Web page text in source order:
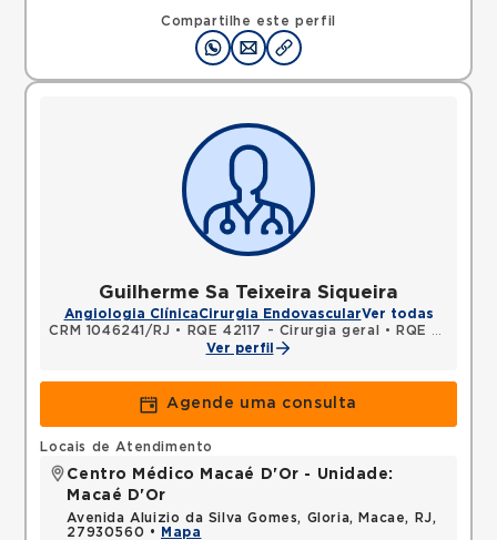
Compartilhe este perfil
Guilherme Sa Teixeira Siqueira
Angiologia ClínicaCirurgia EndovascularVer todas
CRM 1046241/RJ • RQE 42117 - Cirurgia geral •
RQE 42118 - Cirurgia vascular
Ver perfil
Agende uma consulta
Locais de Atendimento
Centro Médico Macaé D'Or - Unidade:
Macaé D'Or
Avenida Aluizio da Silva Gomes, Gloria, Macae, RJ,
27930560 •
Mapa